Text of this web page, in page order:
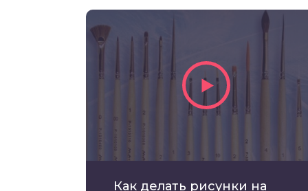
Как делать рисунки на